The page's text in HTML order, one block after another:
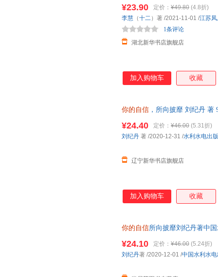
¥23.90 定价： ¥49.80 (4.8折)
湖北新华书店旗舰店
1条评论
李慧 （十二）著 /2021-11-01 /江苏
加入购物车 收藏
你的自信 ，所向披靡 刘纪丹 著
¥24.40 定价： ¥46.00 (5.31折)
辽宁新华书店旗舰店
刘纪丹 著 /2020-12-31 /水利水电出
加入购物车 收藏
你的自信所向披靡刘纪丹著中
¥24.10 定价： ¥46.00 (5.24折)
刘纪丹著 /2020-12-01 /中国水利水